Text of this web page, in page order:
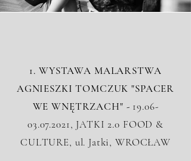
1. WYSTAWA MALARSTWA
AGNIESZKI TOMCZUK "SPACER
WE WNĘTRZACH" - 19.06-
03.07.2021, JATKI 2.0 FOOD &
CULTURE, ul. Jatki, WROCŁAW